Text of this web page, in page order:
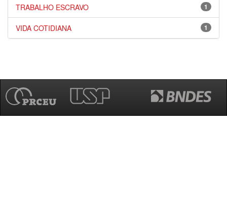
1
TRABALHO ESCRAVO
1
VIDA COTIDIANA